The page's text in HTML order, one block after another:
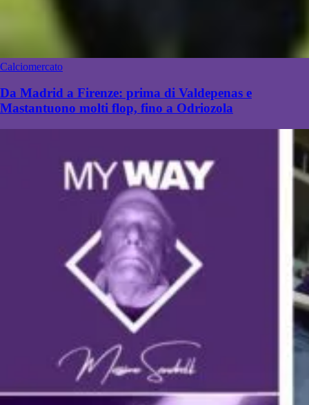
Calciomercato
Da Madrid a Firenze: prima di Valdepenas e
Mastantuono molti flop, fino a Odriozola